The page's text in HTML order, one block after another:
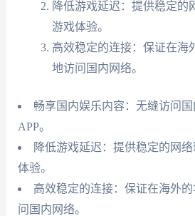
降低游戏延迟：提供稳定的
游戏体验。
高效稳定的连接：保证在海
地访问国内网络。
畅享国内娱乐内容：无缝访问
APP。
降低游戏延迟：提供稳定的网
体验。
高效稳定的连接：保证在海外
问国内网络。